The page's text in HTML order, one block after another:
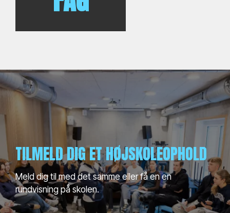
TILMELD DIG ET HØJSKOLEOPHOLD
Meld dig til med det samme eller få en en
rundvisning på skolen.